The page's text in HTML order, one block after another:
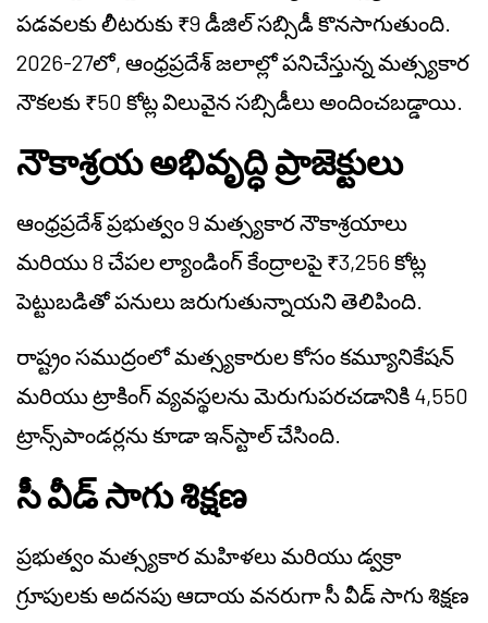
పడవలకు లీటరుకు ₹9 డీజిల్ సబ్సిడీ కొనసాగుతుంది.
2026-27లో, ఆంధ్రప్రదేశ్ జలాల్లో పనిచేస్తున్న మత్స్యకార
నౌకలకు ₹50 కోట్ల విలువైన సబ్సిడీలు అందించబడ్డాయి.
నౌకాశ్రయ అభివృద్ధి ప్రాజెక్టులు
ఆంధ్రప్రదేశ్ ప్రభుత్వం 9 మత్స్యకార నౌకాశ్రయాలు
మరియు 8 చేపల ల్యాండింగ్ కేంద్రాలపై ₹3,256 కోట్ల
పెట్టుబడితో పనులు జరుగుతున్నాయని తెలిపింది.
రాష్ట్రం సముద్రంలో మత్స్యకారుల కోసం కమ్యూనికేషన్
మరియు ట్రాకింగ్ వ్యవస్థలను మెరుగుపరచడానికి 4,550
ట్రాన్స్‌పాండర్లను కూడా ఇన్‌స్టాల్ చేసింది.
సీ వీడ్ సాగు శిక్షణ
ప్రభుత్వం మత్స్యకార మహిళలు మరియు డ్వక్రా
గ్రూపులకు అదనపు ఆదాయ వనరుగా సీ వీడ్ సాగు శిక్షణ